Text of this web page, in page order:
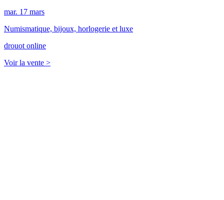
mar. 17 mars
Numismatique, bijoux, horlogerie et luxe
drouot online
Voir la vente >